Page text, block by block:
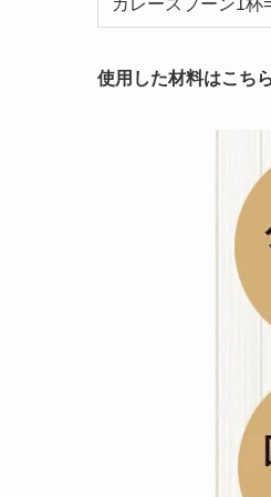
カレースプーン1杯
使用した材料はこちら